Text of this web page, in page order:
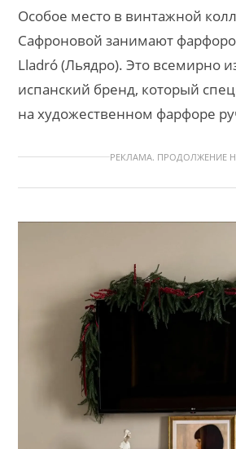
Особое место в винтажной
Сафроновой занимают
Lladró (Льядро). Это всемирно
испанский бренд, который
на художественном фарфоре
РЕКЛАМА. ПРОДОЛЖЕНИЕ